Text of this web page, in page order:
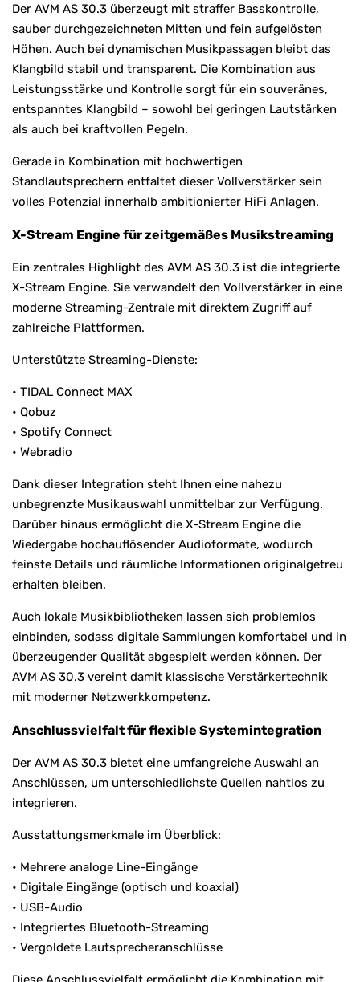
Der AVM AS 30.3 überzeugt mit straffer Basskontrolle,
sauber durchgezeichneten Mitten und fein aufgelösten
Höhen. Auch bei dynamischen Musikpassagen bleibt das
Klangbild stabil und transparent. Die Kombination aus
Leistungsstärke und Kontrolle sorgt für ein souveränes,
entspanntes Klangbild – sowohl bei geringen Lautstärken
als auch bei kraftvollen Pegeln.
Gerade in Kombination mit hochwertigen
Standlautsprechern entfaltet dieser Vollverstärker sein
volles Potenzial innerhalb ambitionierter HiFi Anlagen.
X-Stream Engine für zeitgemäßes Musikstreaming
Ein zentrales Highlight des AVM AS 30.3 ist die integrierte
X-Stream Engine. Sie verwandelt den Vollverstärker in eine
moderne Streaming-Zentrale mit direktem Zugriff auf
zahlreiche Plattformen.
Unterstützte Streaming-Dienste:
• TIDAL Connect MAX
• Qobuz
• Spotify Connect
• Webradio
Dank dieser Integration steht Ihnen eine nahezu
unbegrenzte Musikauswahl unmittelbar zur Verfügung.
Darüber hinaus ermöglicht die X-Stream Engine die
Wiedergabe hochauflösender Audioformate, wodurch
feinste Details und räumliche Informationen originalgetreu
erhalten bleiben.
Auch lokale Musikbibliotheken lassen sich problemlos
einbinden, sodass digitale Sammlungen komfortabel und in
überzeugender Qualität abgespielt werden können. Der
AVM AS 30.3 vereint damit klassische Verstärkertechnik
mit moderner Netzwerkkompetenz.
Anschlussvielfalt für flexible Systemintegration
Der AVM AS 30.3 bietet eine umfangreiche Auswahl an
Anschlüssen, um unterschiedlichste Quellen nahtlos zu
integrieren.
Ausstattungsmerkmale im Überblick:
• Mehrere analoge Line-Eingänge
• Digitale Eingänge (optisch und koaxial)
• USB-Audio
• Integriertes Bluetooth-Streaming
• Vergoldete Lautsprecheranschlüsse